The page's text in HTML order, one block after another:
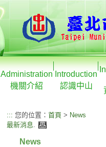
Administration
機關介紹
Introduction
認識中山
::: 您的位置： 首頁 > News
最新消息.
News